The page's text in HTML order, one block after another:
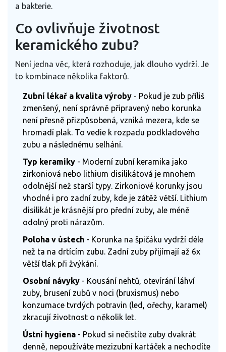
a bakterie.
Co ovlivňuje životnost
keramického zubu?
Není jedna věc, která rozhoduje, jak dlouho vydrží. Je
to kombinace několika faktorů.
Zubní lékař a kvalita výroby - Pokud je zub příliš
zmenšený, není správně připravený nebo korunka
není přesně přizpůsobená, vzniká mezera, kde se
hromadí plak. To vedie k rozpadu podkladového
zubu a následnému selhání.
Typ keramiky - Moderní zubní keramika jako
zirkoniová nebo lithium disilikátová je mnohem
odolnější než starší typy. Zirkoniové korunky jsou
vhodné i pro zadní zuby, kde je zátěž větší. Lithium
disilikát je krásnější pro přední zuby, ale méně
odolný proti nárazům.
Poloha v ústech - Korunka na špičáku vydrží déle
než ta na drtícím zubu. Zadní zuby přijímají až 6x
větší tlak při žvýkání.
Osobní návyky - Kousání nehtů, otevírání láhví
zuby, brusení zubů v noci (bruxismus) nebo
konzumace tvrdých potravin (led, ořechy, karamel)
zkracují životnost o několik let.
Ústní hygiena - Pokud si nečistíte zuby dvakrát
denně, nepoužíváte mezizubní kartáček a nechodíte